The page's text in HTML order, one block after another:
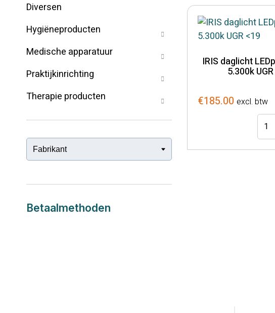
Diversen
Hygiëneproducten
Medische apparatuur
Praktijkinrichting
Therapie producten
Betaalmethoden
IRIS daglicht
5.300k
€185.00 excl. btw
IRIS